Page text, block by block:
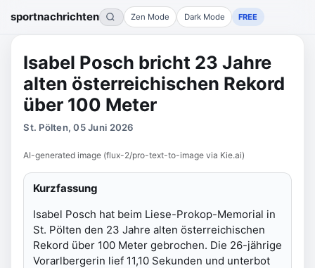
sportnachrichten Zen Mode Dark Mode FREE
Isabel Posch bricht 23 Jahre
alten österreichischen Rekord
über 100 Meter
St. Pölten, 05 Juni 2026
AI-generated image (flux-2/pro-text-to-image via Kie.ai)
Kurzfassung
Isabel Posch hat beim Liese-Prokop-Memorial in
St. Pölten den 23 Jahre alten österreichischen
Rekord über 100 Meter gebrochen. Die 26-jährige
Vorarlbergerin lief 11,10 Sekunden und unterbot